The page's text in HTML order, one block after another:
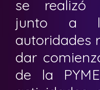
se realizó
junto a
autoridades
dar
de la